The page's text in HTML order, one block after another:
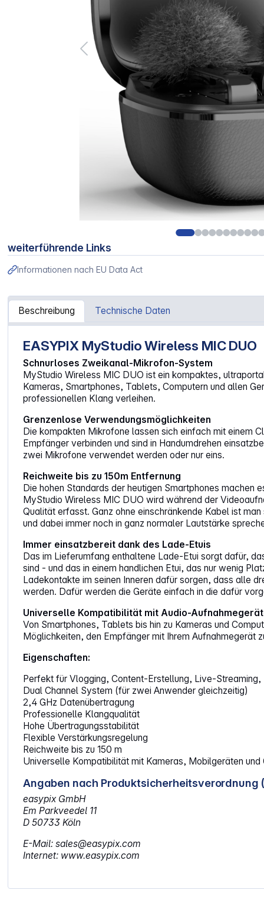
weiterführende Links
Informationen nach EU Data Act
Beschreibung Technische Daten
Artikelinformationen "MyStudio Wireless Mic Duo"
EASYPIX MyStudio Wireless MIC DUO
Schnurloses Zweikanal-Mikrofon-System
MyStudio Wireless MIC DUO ist ein kompaktes,
Kameras, Smartphones, Tablets, Computern und allen
professionellen Klang verleihen.
Grenzenlose Verwendungsmöglichkeiten
Die kompakten Mikrofone lassen sich einfach mit einem
Empfänger verbinden und sind in Handumdrehen
zwei Mikrofone verwendet werden oder nur eins.
Reichweite bis zu 150m Entfernung
Die hohen Standards der heutigen Smartphones
MyStudio Wireless MIC DUO wird während der
Qualität erfasst. Ganz ohne einschränkende Kabel ist
und dabei immer noch in ganz normaler Lautstärke
Immer einsatzbereit dank des Lade-Etuis
Das im Lieferumfang enthaltene Lade-Etui sorgt dafür,
sind - und das in einem handlichen Etui, das nur wenig
Ladekontakte im seinen Inneren dafür sorgen, dass alle
werden. Dafür werden die Geräte einfach in die dafür
Universelle Kompatibilität mit Audio-
Von Smartphones, Tablets bis hin zu Kameras und
Möglichkeiten, den Empfänger mit Ihrem Aufnahmegerät
Eigenschaften:
Perfekt für Vlogging, Content-Erstellung, Live-Streaming,
Dual Channel System (für zwei Anwender gleichzeitig)
2,4 GHz Datenübertragung
Professionelle Klangqualität
Hohe Übertragungsstabilität
Flexible Verstärkungsregelung
Reichweite bis zu 150 m
Universelle Kompatibilität mit Kameras, Mobilgeräten und
Angaben nach Produktsicherheitsverordnung
easypix GmbH
Em Parkveedel 11
D 50733 Köln
E-Mail: sales@easypix.com
Internet: www.easypix.com